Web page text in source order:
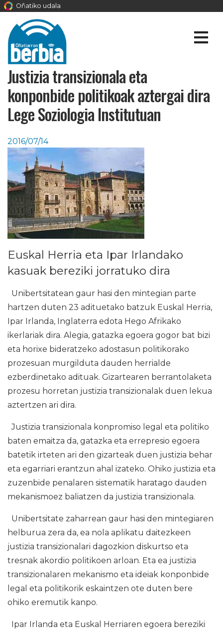
Oñatiko udala
Justizia transizionala eta
konponbide politikoak aztergai dira
Lege Soziologia Institutuan
2016/07/14
Euskal Herria eta Ipar Irlandako
kasuak bereziki jorratuko dira
Unibertsitatean gaur hasi den mintegian parte
hartzen duten 23 adituetako batzuk Euskal Herria,
Ipar Irlanda, Inglaterra edota Hego Afrikako
ikerlariak dira. Alegia, gatazka egoera gogor bat bizi
eta horixe bideratzeko adostasun politikorako
prozesuan murgilduta dauden herrialde
ezberdinetako adituak. Gizartearen berrantolaketa
prozesu horretan justizia transizionalak duen lekua
aztertzen ari dira.
Justizia transizionala konpromiso legal eta politiko
baten emaitza da, gatazka eta errepresio egoera
batetik irteten ari den gizarteak duen justizia behar
eta egarriari erantzun ahal izateko. Ohiko justizia eta
zuzenbide penalaren sistematik haratago dauden
mekanismoez baliatzen da justizia transizionala.
Unibertsitate zaharrean gaur hasi den mintegiaren
helburua zera da, ea nola aplikatu daitezkeen
justizia transizionalari dagozkion diskurtso eta
tresnak akordio politikoen arloan. Eta ea justizia
transizionalaren mekanismo eta ideiak konponbide
legal eta politikorik eskaintzen ote duten bere
ohiko eremutik kanpo.
Ipar Irlanda eta Euskal Herriaren egoera bereziki